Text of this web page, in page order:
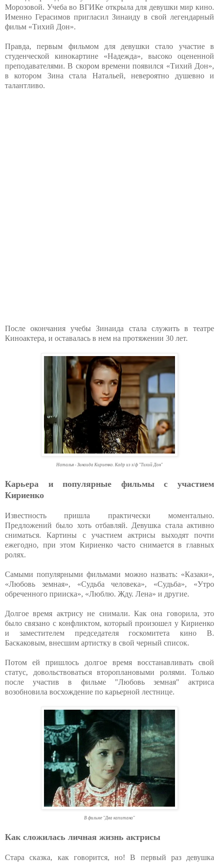
Морозовой. Учеба во ВГИКе открыла для девушки мир кино.
Именно Герасимов пригласил Зинаиду в свой легендарный
фильм «Тихий Дон».
Правда, первым фильмом для девушки стало участие в
студенческой кинокартине «Надежда», высоко оцененной
преподавателями. В скором времени появился «Тихий Дон»,
в котором Зина стала Натальей, невероятно душевно и
талантливо.
После окончания учебы Зинаида стала служить в театре
Киноактера, и оставалась в нем на протяжении 30 лет.
Наталья - Зинаида Кириенко. Кадр из х/ф "Тихий Дон"
Карьера и популярные фильмы с участием
Кириенко
Известность пришла практически моментально.
Предложений было хоть отбавляй. Девушка стала активно
сниматься. Картины с участием актрисы выходят почти
ежегодно, при этом Кириенко часто снимается в главных
ролях.
Самыми популярными фильмами можно назвать: «Казаки»,
«Любовь земная», «Судьба человека», «Судьба», «Утро
обреченного прииска», «Люблю. Жду. Лена» и другие.
Долгое время актрису не снимали. Как она говорила, это
было связано с конфликтом, который произошел у Кириенко
и заместителем председателя госкомитета кино В.
Баскаковым, внесшим артистку в свой черный список.
Потом ей пришлось долгое время восстанавливать свой
статус, довольствоваться второплановыми ролями. Только
после участив в фильме "Любовь земная" актриса
возобновила восхождение по карьерной лестнице.
В фильме "Два капитана"
Как сложилась личная жизнь актрисы
Стара сказка, как говорится, но! В первый раз девушка